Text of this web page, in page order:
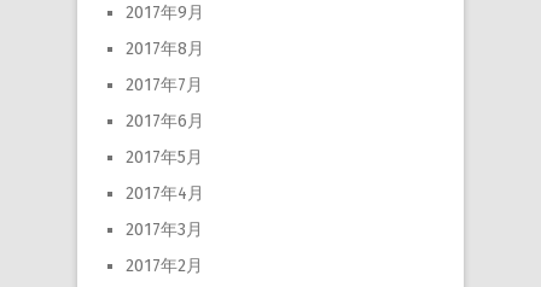
2017年9月
2017年8月
2017年7月
2017年6月
2017年5月
2017年4月
2017年3月
2017年2月